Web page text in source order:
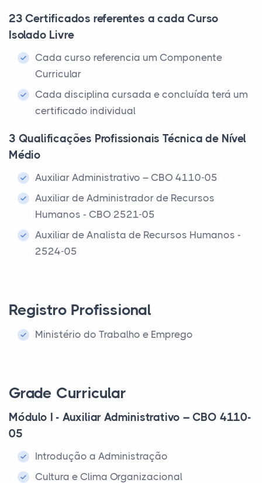
23 Certificados referentes a cada Curso
Isolado Livre
Cada curso referencia um Componente
Curricular
Cada disciplina cursada e concluída terá um
certificado individual
3 Qualificações Profissionais Técnica de Nível
Médio
Auxiliar Administrativo – CBO 4110-05
Auxiliar de Administrador de Recursos
Humanos - CBO 2521-05
Auxiliar de Analista de Recursos Humanos -
2524-05
Registro Profissional
Ministério do Trabalho e Emprego
Grade Curricular
Módulo I - Auxiliar Administrativo – CBO 4110-
05
Introdução a Administração
Cultura e Clima Organizacional